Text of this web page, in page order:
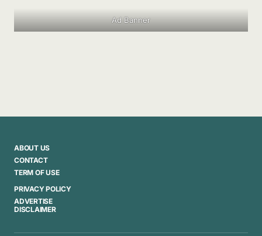
Ad Banner
ABOUT US
CONTACT
TERM OF USE
PRIVACY POLICY
ADVERTISE
DISCLAIMER